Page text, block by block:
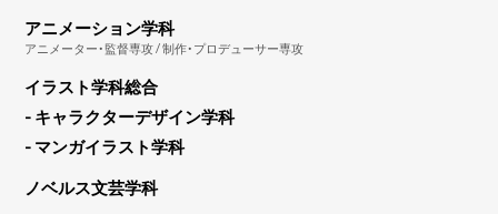
アニメーション学科
アニメーター・監督専攻 / 制作・プロデューサー専攻
イラスト学科総合
- キャラクターデザイン学科
- マンガイラスト学科
ノベルス文芸学科